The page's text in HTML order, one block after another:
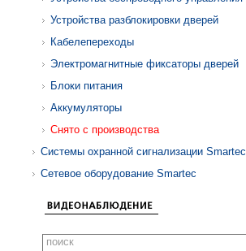
Устройства разблокировки дверей
Кабелепереходы
Электромагнитные фиксаторы дверей
Блоки питания
Аккумуляторы
Снято с производства
Системы охранной сигнализации Smartec
Сетевое оборудование Smartec